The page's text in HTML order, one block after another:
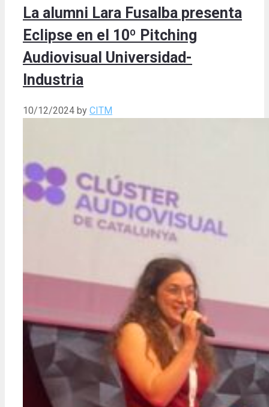
La alumni Lara Fusalba presenta
Eclipse en el 10º Pitching
Audiovisual Universidad-
Industria
10/12/2024 by CITM